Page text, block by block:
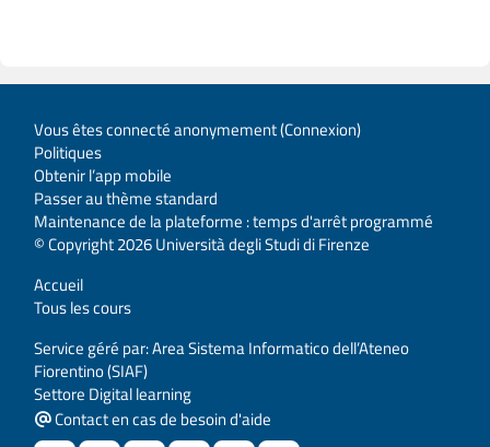
Vous êtes connecté anonymement (Connexion)
Politiques
Obtenir l’app mobile
Passer au thème standard
Maintenance de la plateforme : temps d'arrêt programmé
© Copyright 2026 Università degli Studi di Firenze
Accueil
Tous les cours
Service géré par: Area Sistema Informatico dell’Ateneo
Fiorentino (SIAF)
Settore Digital learning
Contact en cas de besoin d'aide